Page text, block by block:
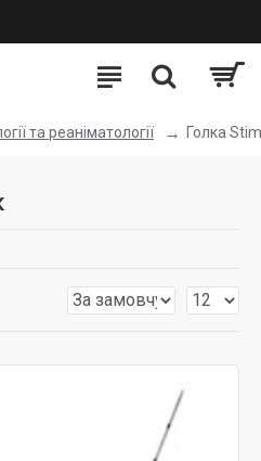
та реаніматології Голка